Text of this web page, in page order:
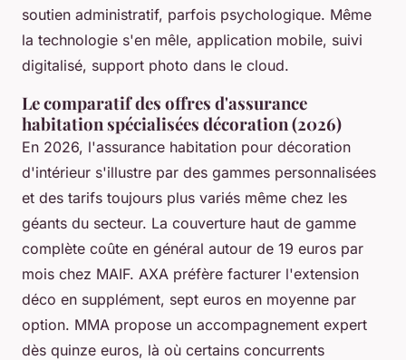
soutien administratif, parfois psychologique. Même
la technologie s'en mêle, application mobile, suivi
digitalisé, support photo dans le cloud.
Le comparatif des offres d'assurance
habitation spécialisées décoration (2026)
En 2026, l'assurance habitation pour décoration
d'intérieur s'illustre par des gammes personnalisées
et des tarifs toujours plus variés même chez les
géants du secteur. La couverture haut de gamme
complète coûte en général autour de 19 euros par
mois chez MAIF. AXA préfère facturer l'extension
déco en supplément, sept euros en moyenne par
option. MMA propose un accompagnement expert
dès quinze euros, là où certains concurrents